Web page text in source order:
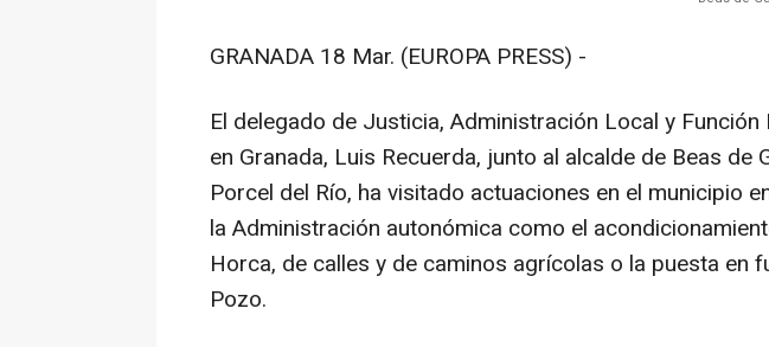
GRANADA 18 Mar. (EUROPA PRESS) -
El delegado de Justicia, Administración Local y Función
en Granada, Luis Recuerda, junto al alcalde de Beas de
Porcel del Río, ha visitado actuaciones en el municipio
la Administración autonómica como el
Horca, de calles y de caminos agrícolas o la puesta en
Pozo.